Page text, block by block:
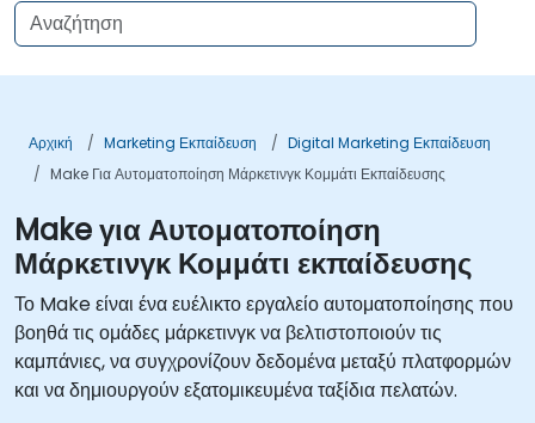
Αρχική Marketing Εκπαίδευση
Digital Marketing Εκπαίδευση
Make Για Αυτοματοποίηση Μάρκετινγκ Κομμάτι Εκπαίδευσης
Make για Αυτοματοποίηση
Μάρκετινγκ Κομμάτι εκπαίδευσης
Το Make είναι ένα ευέλικτο εργαλείο αυτοματοποίησης που
βοηθά τις ομάδες μάρκετινγκ να βελτιστοποιούν τις
καμπάνιες, να συγχρονίζουν δεδομένα μεταξύ πλατφορμών
και να δημιουργούν εξατομικευμένα ταξίδια πελατών.